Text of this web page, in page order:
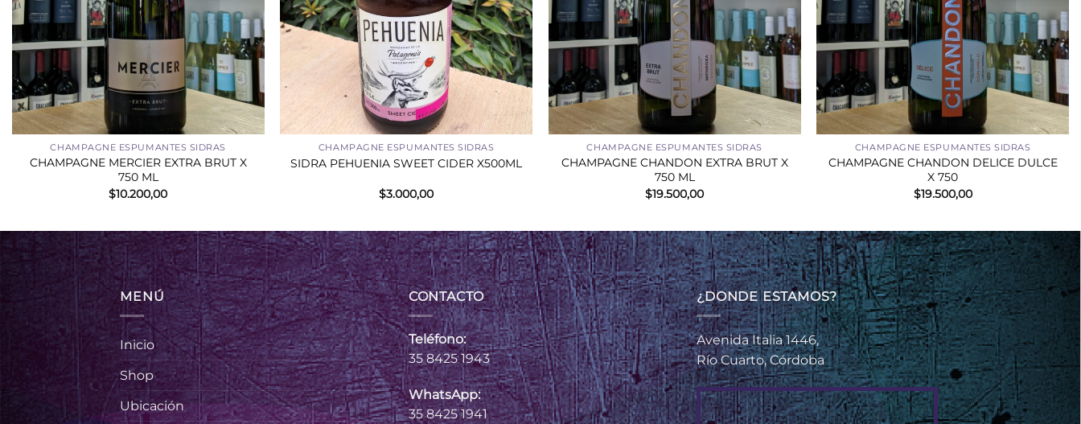
+
CHAMPAGNE ESPUMANTES SIDRAS
CHAMPAGNE MERCIER EXTRA BRUT X
750 ML
$10.200,00
CHAMPAGNE ESPUMANTES SIDRAS
SIDRA PEHUENIA SWEET CIDER X500ML
$3.000,00
+
CHAMPAGNE ESPUMANTES SIDRAS
CHAMPAGNE CHANDON EXTRA BRUT X
750 ML
$19.500,00
CHAMPAGNE ESPUMANTES SIDRAS
CHAMPAGNE CHANDON DELICE DULCE
X 750
$19.500,00
MENÚ
Inicio
Shop
Ubicación
CONTACTO
Teléfono:
35 8425 1943
WhatsApp:
35 8425 1941
¿DONDE ESTAMOS?
Avenida Italia 1446,
Río Cuarto, Córdoba